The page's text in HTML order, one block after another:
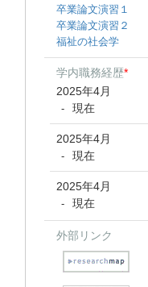
卒業論文演習１
卒業論文演習２
福祉の社会学
学内職務経歴*
2025年4月
- 現在
2025年4月
- 現在
2025年4月
- 現在
外部リンク